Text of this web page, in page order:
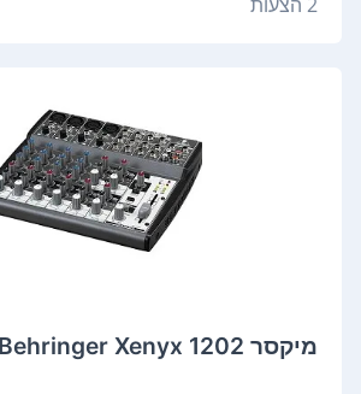
‏מיקסר Behringer Xenyx 1202 ברינגר